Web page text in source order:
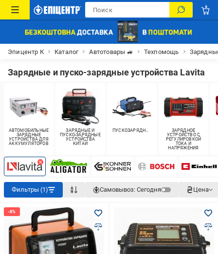
Эпицентр К Каталог Автотовары 🚙 Техпомощь
Зарядные и пуско-зарядные устройства Lavita
АВТОМОБИЛЬНЫЕ
ЗАРЯДНЫЕ
УСТРОЙСТВА ДЛЯ
АККУМУЛЯТОРОВ
ЗАРЯДНЫЕ И
ПУСКО-ЗАРЯДНЫЕ
УСТРОЙСТВА
КИТАЙ
ПУСКОЗАРЯДНЫЕ
ЗАРЯДНОЕ
УСТРОЙСТВО С
РЕГУЛИРОВКОЙ
ТОКА И
НАПРЯЖЕНИЯ
Фильтры (1) Самовывоз: Сегодня Цена